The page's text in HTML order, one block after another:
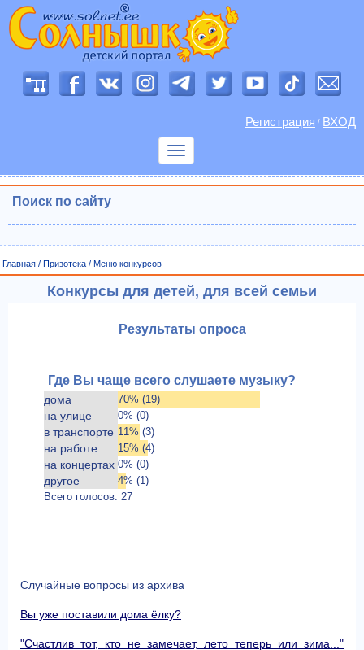
Регистрация / ВХОД
Показать
Поиск по сайту
Главная / Призотека / Меню конкурсов
Конкурсы для детей, для всей семьи
Результаты опроса
Где Вы чаще всего слушаете музыку?
дома 70% (19)
на улице 0% (0)
в транспорте 11% (3)
на работе 15% (4)
на концертах 0% (0)
другое
4% (1)
Всего голосов: 27
Случайные вопросы из архива
Вы уже поставили дома ёлку?
"Счастлив тот, кто не замечает, лето теперь или зима..."